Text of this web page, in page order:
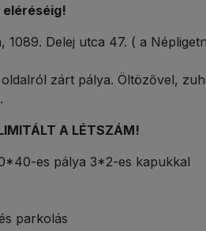
1089. Delej utca 47. ( a
zárt pálya. Öltözővel,
A LÉTSZÁM!
es pálya 3*2-es kapukkal
parkolás